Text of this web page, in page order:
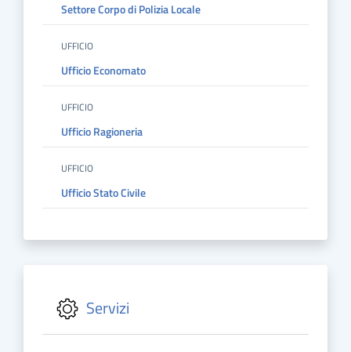
Settore Corpo di Polizia Locale
UFFICIO
Ufficio Economato
UFFICIO
Ufficio Ragioneria
UFFICIO
Ufficio Stato Civile
Servizi